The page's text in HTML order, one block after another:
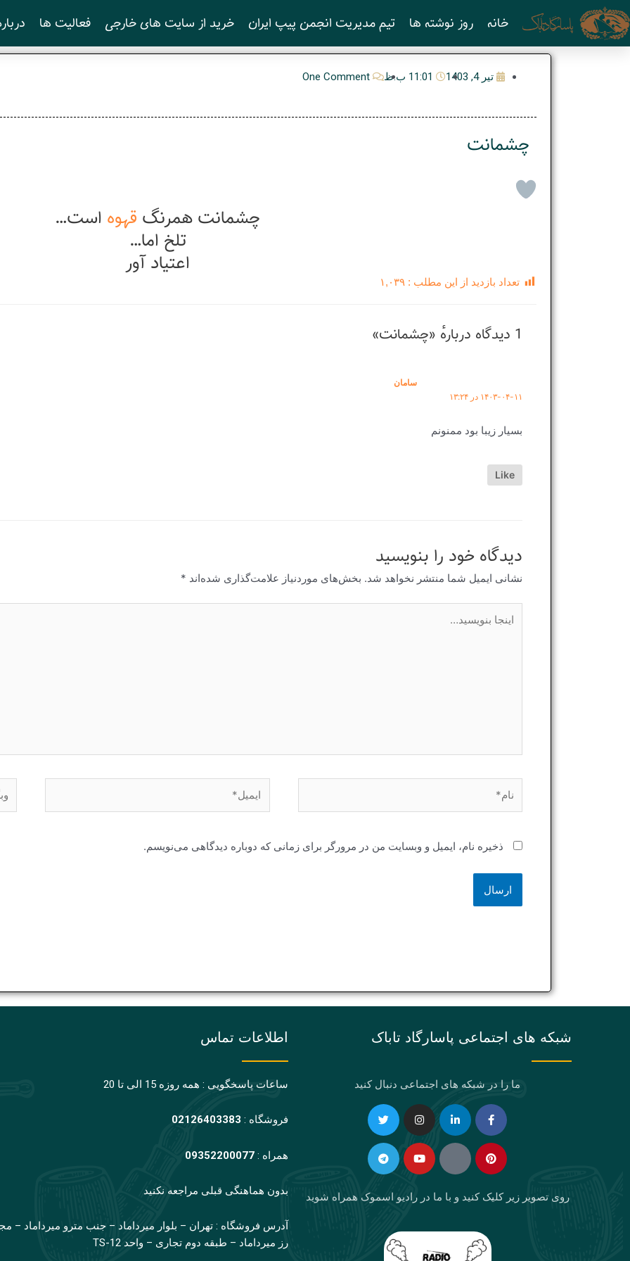
پرش
به
محتوا
خانه روز نوشته ها تیم مدیریت انجمن پیپ ایران خرید از سایت های خارجی فعالیت ها
تیر 4, 1403 11:01 ب.ظ One Comment
چشمانت
چشمانت همرنگ قهوه است…
تلخ اما…
اعتیاد آور
تعداد بازدید از این مطلب : ۱,۰۳۹
1 دیدگاه دربارهٔ «چشمانت»
سامان
۱۴۰۳-۰۴-۱۱ در ۱۳:۲۴
بسیار زیبا بود ممنونم
Like
دیدگاه‌ خود را بنویسید
نشانی ایمیل شما منتشر نخواهد شد. بخش‌های موردنیاز علامت‌گذاری شده‌اند *
بنویسید…
ذخیره نام، ایمیل و وبسایت من در مرورگر برای زمانی که دوباره دیدگاهی می‌نویسم.
شبکه های اجتماعی پاسارگاد تاباک
ما را در شبکه های اجتماعی دنبال کنید
Facebook-
f
Linkedin-
in
Instagram
Twitter Pinterest
Eaparat
Youtube
Telegram
روی تصویر زیر کلیک کنید و با ما در رادیو اسموک همراه شوید
اطلاعات تماس
ساعات پاسخگویی : همه روزه 15 الی تا 20
فروشگاه : 02126403383
همراه :09352200077
بدون هماهنگی قبلی مراجعه نکنید
آدرس فروشگاه : تهران – بلوار میرداماد – جنب مترو میرداماد –
رز میرداماد – طبقه دوم تجاری – واحد TS-12